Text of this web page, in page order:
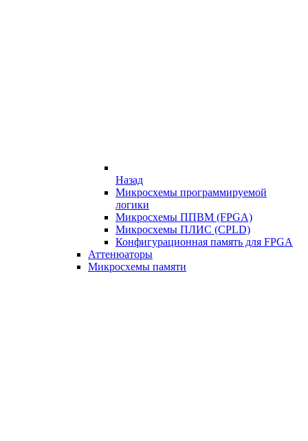
Назад
Микросхемы программируемой
логики
Микросхемы ППВМ (FPGA)
Микросхемы ПЛИС (CPLD)
Конфигурационная память для FPGA
Аттенюаторы
Микросхемы памяти